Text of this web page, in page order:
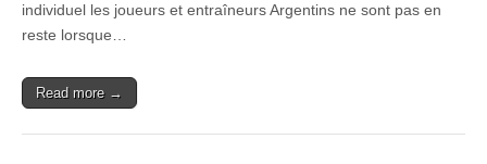
individuel les joueurs et entraîneurs Argentins ne sont pas en
reste lorsque…
Read more →